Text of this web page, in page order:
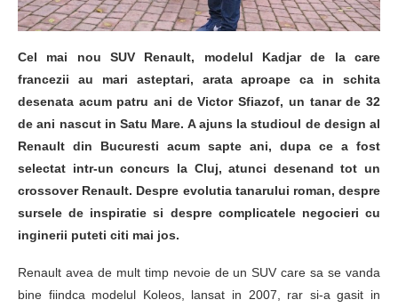
Cel mai nou SUV Renault, modelul Kadjar de la care
francezii au mari asteptari, arata aproape ca in schita
desenata acum patru ani de Victor Sfiazof, un tanar de 32
de ani nascut in Satu Mare. A ajuns la studioul de design al
Renault din Bucuresti acum sapte ani, dupa ce a fost
selectat intr-un concurs la Cluj, atunci desenand tot un
crossover Renault. Despre evolutia tanarului roman, despre
sursele de inspiratie si despre complicatele negocieri cu
inginerii puteti citi mai jos.
Renault avea de mult timp nevoie de un SUV care sa se vanda
bine fiindca modelul Koleos, lansat in 2007, rar si-a gasit in